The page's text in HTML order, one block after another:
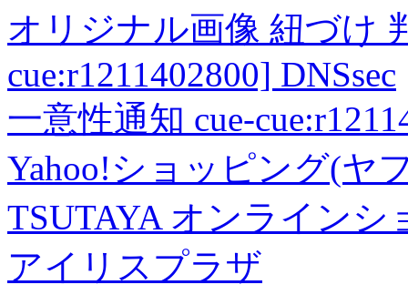
オリジナル画像 紐づけ
cue:r1211402800] DNSsec
一意性通知 cue-
Yahoo!ショッピング(ヤ
TSUTAYA オンラインシ
アイリスプラザ